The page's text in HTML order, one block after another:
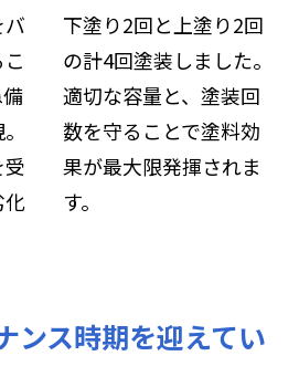
化
下塗り2回と上塗り2回
の計4回塗装しました。
適切な容量と、塗装回
数を守ることで塗料効
果が最大限発揮されま
す。
ンス時期を迎えてい